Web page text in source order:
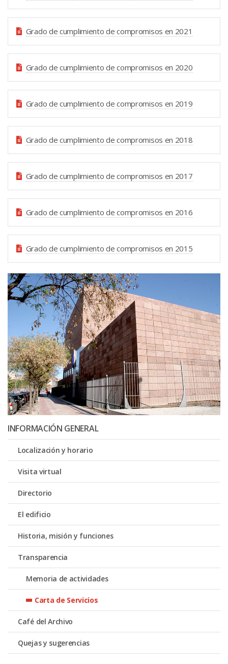
Grado de cumplimiento de compromisos en 2021
Grado de cumplimiento de compromisos en 2020
Grado de cumplimiento de compromisos en 2019
Grado de cumplimiento de compromisos en 2018
Grado de cumplimiento de compromisos en 2017
Grado de cumplimiento de compromisos en 2016
Grado de cumplimiento de compromisos en 2015
INFORMACIÓN GENERAL
Localización y horario
Visita virtual
Directorio
El edificio
Historia, misión y funciones
Transparencia
Memoria de actividades
Carta de Servicios
Café del Archivo
Quejas y sugerencias